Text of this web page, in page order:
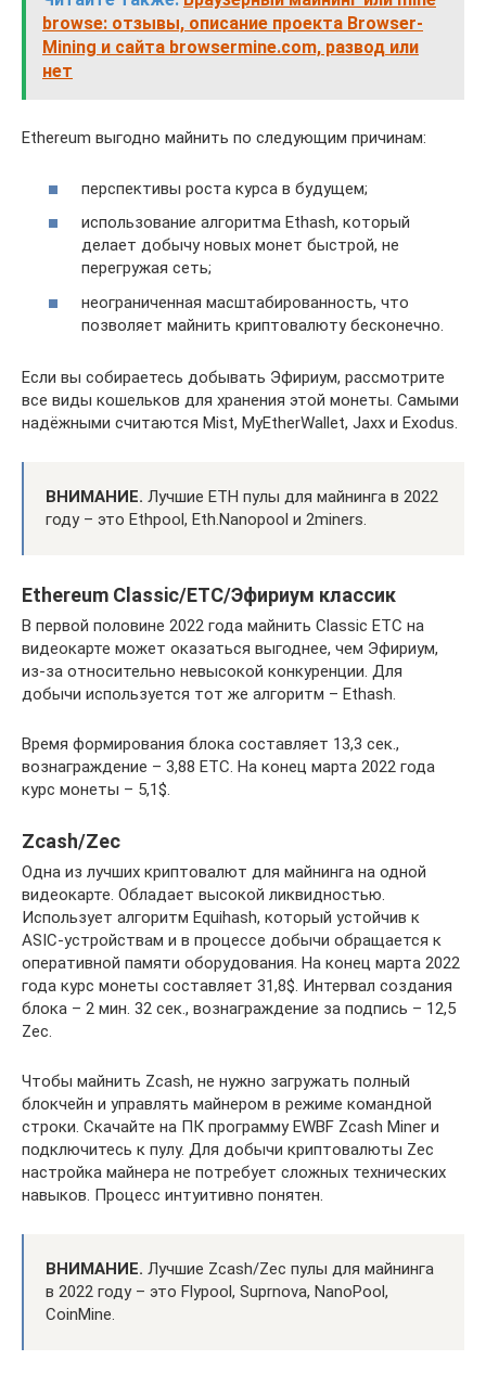
browse: отзывы, описание проекта Browser-
Mining и сайта browsermine.com, развод или
нет
Ethereum выгодно майнить по следующим причинам:
перспективы роста курса в будущем;
использование алгоритма Ethash, который
делает добычу новых монет быстрой, не
перегружая сеть;
неограниченная масштабированность, что
позволяет майнить криптовалюту бесконечно.
Если вы собираетесь добывать Эфириум, рассмотрите
все виды кошельков для хранения этой монеты. Самыми
надёжными считаются Mist, MyEtherWallet, Jaxx и Exodus.
ВНИМАНИЕ. Лучшие ETH пулы для майнинга в 2022
году – это Ethpool, Eth.Nanopool и 2miners.
Ethereum Classic/ETC/Эфириум классик
В первой половине 2022 года майнить Classic ETC на
видеокарте может оказаться выгоднее, чем Эфириум,
из-за относительно невысокой конкуренции. Для
добычи используется тот же алгоритм – Ethash.
Время формирования блока составляет 13,3 сек.,
вознаграждение – 3,88 ETC. На конец марта 2022 года
курс монеты – 5,1$.
Zcash/Zec
Одна из лучших криптовалют для майнинга на одной
видеокарте. Обладает высокой ликвидностью.
Использует алгоритм Equihash, который устойчив к
ASIC-устройствам и в процессе добычи обращается к
оперативной памяти оборудования. На конец марта 2022
года курс монеты составляет 31,8$. Интервал создания
блока – 2 мин. 32 сек., вознаграждение за подпись – 12,5
Zec.
Чтобы майнить Zcash, не нужно загружать полный
блокчейн и управлять майнером в режиме командной
строки. Скачайте на ПК программу EWBF Zcash Miner и
подключитесь к пулу. Для добычи криптовалюты Zec
настройка майнера не потребует сложных технических
навыков. Процесс интуитивно понятен.
ВНИМАНИЕ. Лучшие Zcash/Zec пулы для майнинга
в 2022 году – это Flypool, Suprnova, NanoPool,
CoinMine.